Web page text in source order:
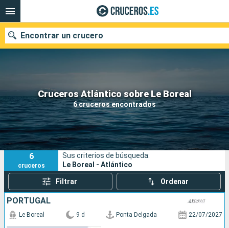
Cruceros Atlántico sobre Le Boreal
6 cruceros encontrados
Encontrar un crucero
Nuestros destinos
Fecha de salida
Puertos Compañías
Buscar
6
cruceros
Sus criterios de búsqueda:
Le Boreal - Atlántico
Filtrar Ordenar
PORTUGAL
Le Boreal 9 d Ponta Delgada 22/07/2027